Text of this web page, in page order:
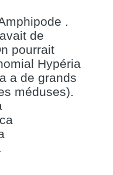
.
de
pourrait
Hypéria
a de grands
méduses).